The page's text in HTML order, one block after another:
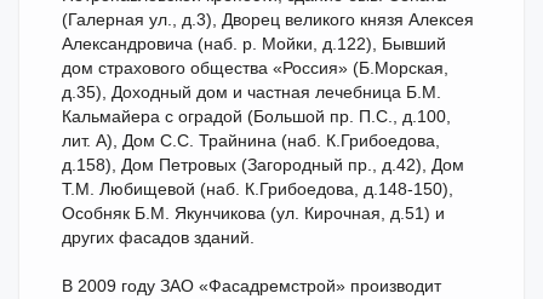
(Галерная ул., д.3), Дворец великого князя Алексея
Александровича (наб. р. Мойки, д.122), Бывший
дом страхового общества «Россия» (Б.Морская,
д.35), Доходный дом и частная лечебница Б.М.
Кальмайера с оградой (Большой пр. П.С., д.100,
лит. А), Дом С.С. Трайнина (наб. К.Грибоедова,
д.158), Дом Петровых (Загородный пр., д.42), Дом
Т.М. Любищевой (наб. К.Грибоедова, д.148-150),
Особняк Б.М. Якунчикова (ул. Кирочная, д.51) и
других фасадов зданий.
В 2009 году ЗАО «Фасадремстрой» производит